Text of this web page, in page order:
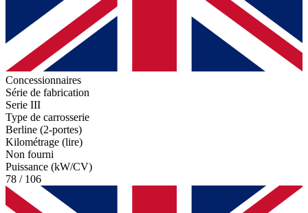
Concessionnaires
Série de fabrication
Serie III
Type de carrosserie
Berline (2-portes)
Kilométrage (lire)
Non fourni
Puissance (kW/CV)
78 / 106